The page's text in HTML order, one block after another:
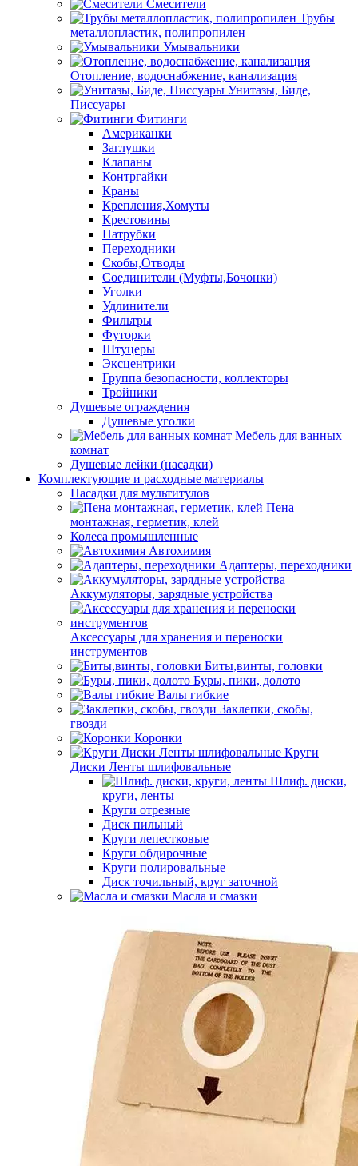
Смесители
Трубы
металлопластик, полипропилен
Умывальники
Отопление, водоснабжение, канализация
Унитазы, Биде,
Писсуары
Фитинги
Американки
Заглушки
Клапаны
Контргайки
Краны
Крепления,Хомуты
Крестовины
Патрубки
Переходники
Скобы,Отводы
Соединители (Муфты,Бочонки)
Уголки
Удлинители
Фильтры
Футорки
Штуцеры
Эксцентрики
Группа безопасности, коллекторы
Тройники
Душевые ограждения
Душевые уголки
Мебель для ванных
комнат
Душевые лейки (насадки)
Комплектующие и расходные материалы
Насадки для мультитулов
Пена
монтажная, герметик, клей
Колеса промышленные
Автохимия
Адаптеры, переходники
Аккумуляторы, зарядные устройства
Аксессуары для хранения и переноски
инструментов
Биты,винты, головки
Буры, пики, долото
Валы гибкие
Заклепки, скобы,
гвозди
Коронки
Круги
Диски Ленты шлифовальные
Шлиф. диски,
круги, ленты
Круги отрезные
Диск пильный
Круги лепестковые
Круги обдирочные
Круги полировальные
Диск точильный, круг заточной
Масла и смазки